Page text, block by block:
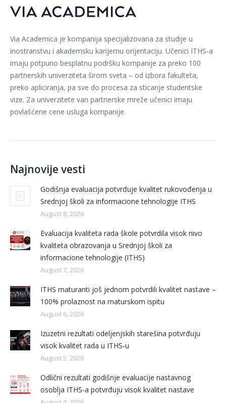
Via Academica je kompanija specijalizovana za studije u
inostranstvu i akademsku karijernu orijentaciju. Učenici ITHS-a
imaju potpuno besplatnu podršku kompanije za preko 100
partnerskih univerziteta širom sveta – od izbora fakulteta,
preko apliciranja, pa sve do procesa za sticanje studentske
vize. Za univerzitete van partnerske mreže učenici imaju
povlašćene cene usluga kompanije.
Najnovije vesti
Godišnja evaluacija potvrđuje kvalitet rukovođenja u
Srednjoj školi za informacione tehnologije ITHS
August 8, 2026
Evaluacija kvaliteta rada škole potvrdila visok nivo
kvaliteta obrazovanja u Srednjoj školi za
informacione tehnologije (ITHS)
August 7, 2026
ITHS maturanti još jednom potvrdili kvalitet nastave –
100% prolaznost na maturskom ispitu
August 6, 2026
Izuzetni rezultati odeljenjskih starešina potvrđuju
visok kvalitet rada u ITHS-u
August 5, 2026
Odlični rezultati godišnje evaluacije nastavnog
osoblja ITHS-a potvrđuju visok kvalitet nastave